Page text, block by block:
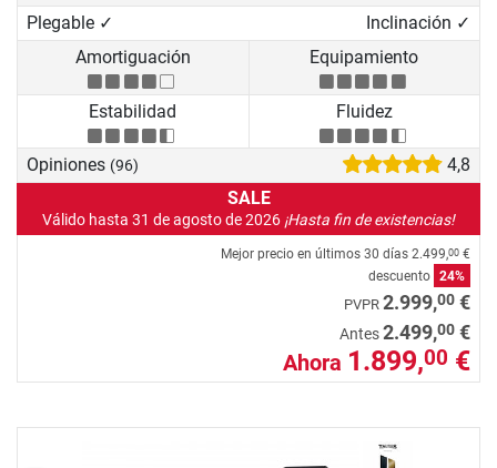
Plegable ✓
Inclinación ✓
Amortiguación
Equipamiento
Estabilidad Fluidez
Opiniones (96)
4,8
SALE
Válido hasta 31 de agosto de 2026 ¡Hasta fin de existencias!
Mejor precio en últimos 30 días 2.499,00 €
descuento 24%
PVPR 2.999,00 €
Antes2.499,00 €
Ahora 1.899,00 €